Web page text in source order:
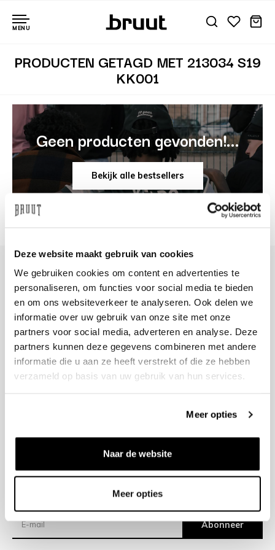
Deze website maakt gebruik van cookies
We gebruiken cookies om content en advertenties te
personaliseren, om functies voor social media te bieden
en om ons websiteverkeer te analyseren. Ook delen we
informatie over uw gebruik van onze site met onze
partners voor social media, adverteren en analyse. Deze
partners kunnen deze gegevens combineren met andere
informatie die u aan ze heeft verstrekt of die ze hebben
verzameld op basis van uw gebruik van hun services.
Meer opties
Naar de website
Meer opties
MENU
PRODUCTEN GETAGD MET 213034 S19
KK001
Geen producten gevonden!...
Bekijk alle bestsellers
+31 23 205 2006
info@bruut.nl
Contact Formulier
Open 11:00 - 21:00
OPENINGSTIJDEN
Verzending
Abonneer